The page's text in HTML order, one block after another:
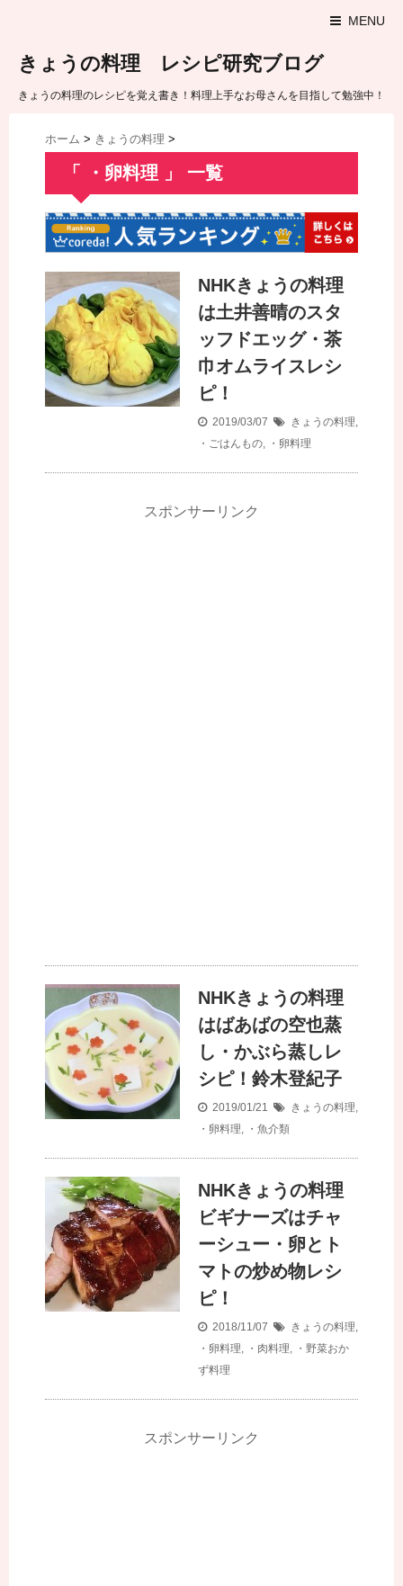
MENU
きょうの料理 レシピ研究ブログ
きょうの料理のレシピを覚え書き！料理上手なお母さんを目指して勉強中！
ホーム > きょうの料理 >
「 ・卵料理 」 一覧
NHKきょうの料理
は土井善晴のスタ
ッフドエッグ・茶
巾オムライスレシ
ピ！
2019/03/07 きょうの料理
・ごはんもの
・卵料理
スポンサーリンク
NHKきょうの料理
はばあばの空也蒸
し・かぶら蒸しレ
シピ！鈴木登紀子
2019/01/21 きょうの料理
・卵料理
・魚介類
NHKきょうの料理
ビギナーズはチャ
ーシュー・卵とト
マトの炒め物レシ
ピ！
2018/11/07 きょうの料理
・卵料理
・肉料理
・野菜おか
ず料理
スポンサーリンク